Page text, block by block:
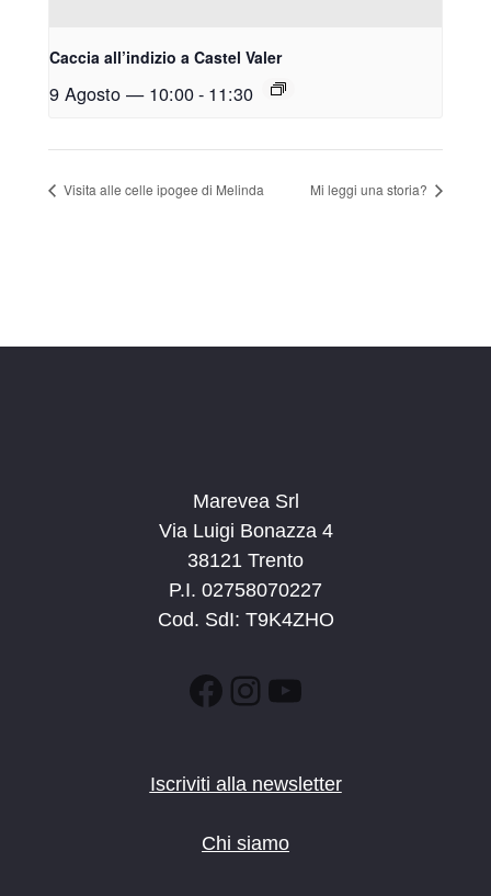
Caccia all’indizio a Castel Valer
9 Agosto — 10:00- 11:30
Visita alle celle ipogee di Melinda Mi leggi una storia?
Marevea Srl
Via Luigi Bonazza 4
38121 Trento
P.I. 02758070227
Cod. SdI: T9K4ZHO
Facebook
Instagram
YouTube
Iscriviti alla newsletter
Chi siamo